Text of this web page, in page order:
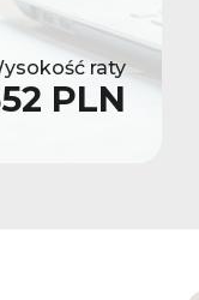
raty
PLN